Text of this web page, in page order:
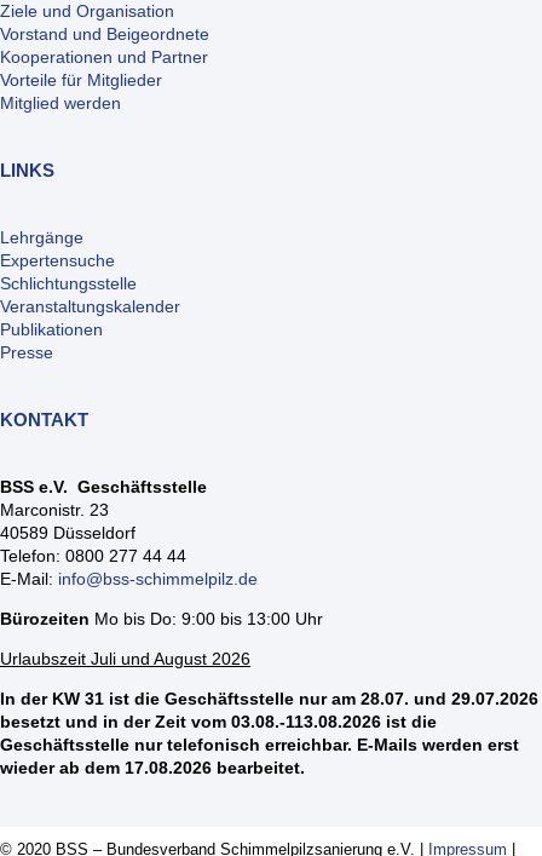
Ziele und Organisation
Vorstand und Beigeordnete
Kooperationen und Partner
Vorteile für Mitglieder
Mitglied werden
LINKS
Lehrgänge
Expertensuche
Schlichtungsstelle
Veranstaltungskalender
Publikationen
Presse
KONTAKT
BSS e.V. Geschäftsstelle
Marconistr. 23
40589 Düsseldorf
Telefon: 0800 277 44 44
E-Mail: info@bss-schimmelpilz.de
Bürozeiten Mo bis Do: 9:00 bis 13:00 Uhr
Urlaubszeit Juli und August 2026
In der KW 31 ist die Geschäftsstelle nur am 28.07. und 29.07.2026
besetzt und in der Zeit vom 03.08.-113.08.2026 ist die
Geschäftsstelle nur telefonisch erreichbar. E-Mails werden erst
wieder ab dem 17.08.2026 bearbeitet.
© 2020 BSS – Bundesverband Schimmelpilzsanierung e.V. | Impressum